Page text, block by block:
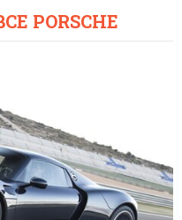
PORSCHE